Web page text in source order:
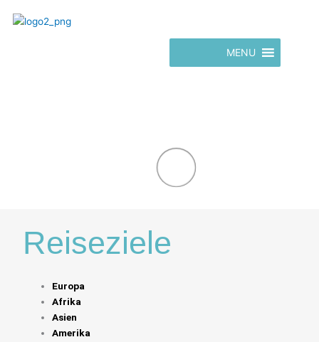
Inhalt
MENU
Reiseziele
Europa
Afrika
Asien
Amerika